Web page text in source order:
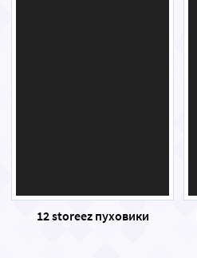
12 storeez пуховики